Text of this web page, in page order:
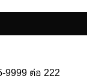
9999 ต่อ 222